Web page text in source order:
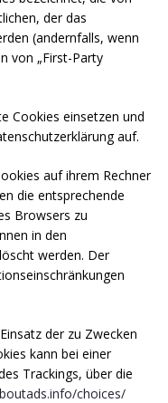
der das
(andernfalls, wenn
von „First-Party
Cookies einsetzen und
auf.
auf ihrem Rechner
die entsprechende
Browsers zu
in den
werden. Der
der zu Zwecken
kann bei einer
Trackings, über die
choices/